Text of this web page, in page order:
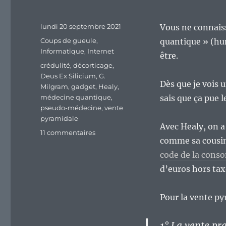
Vous ne
quantique »
être.
Dès que je vois
sais que ça pue
Avec Healy, on
comme sa
code de la
d’euros hors
Pour la vente
Publié
lundi 20 septembre 2021
Catégories
Coups de gueule,
Informatique, Internet
Étiquettes
crédulité,décorticage,
Deus Ex Silicium,G.
Milgram,gadget, Healy,
médecine quantique,
pseudo-médecine,vente
pyramidale
11 commentairessur